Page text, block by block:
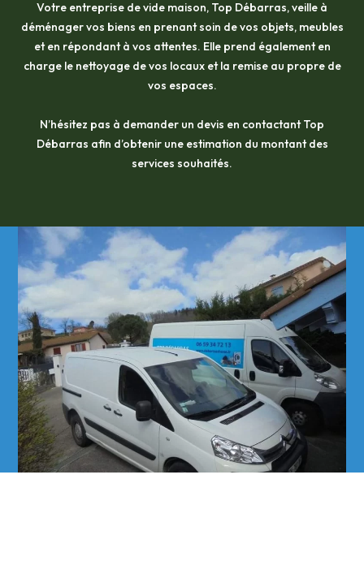
Votre entreprise de vide maison, Top Débarras, veille à
déménager vos biens en prenant soin de vos objets, meubles
et en répondant à vos attentes. Elle prend également en
charge le nettoyage de vos locaux et la remise au propre de
vos espaces.
N’hésitez pas à demander un devis en contactant Top
Débarras afin d’obtenir une estimation du montant des
services souhaités.